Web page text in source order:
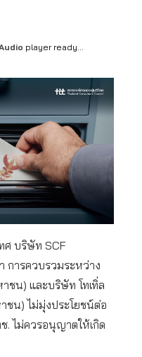
player ready...
ศ บริษัท SCF
การควบรวมระหว่าง
ชน) และบริษัท โทเทิ่ล
ชน) ไม่มุ่งประโยชน์ต่อ
. ไม่ควรอนุญาตให้เกิด